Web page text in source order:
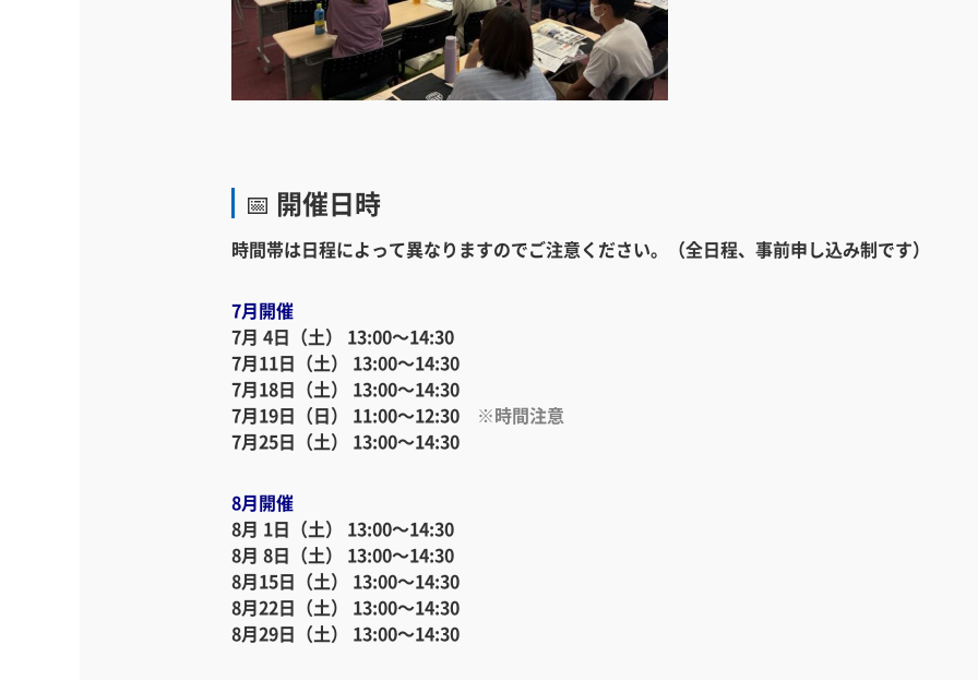
📅 開催日時
時間帯は日程によって異なりますのでご注意ください。（全日程、事前申し込み制です）
7月開催
7月 4日（土） 13:00～14:30
7月11日（土） 13:00～14:30
7月18日（土） 13:00～14:30
7月19日（日） 11:00～12:30 ※時間注意
7月25日（土） 13:00～14:30
8月開催
8月 1日（土） 13:00～14:30
8月 8日（土） 13:00～14:30
8月15日（土） 13:00～14:30
8月22日（土） 13:00～14:30
8月29日（土） 13:00～14:30